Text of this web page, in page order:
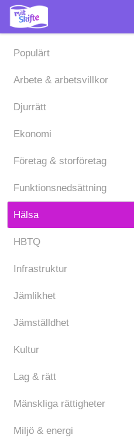
Hoppa
huvudinnehåll
Populärt
Arbete & arbetsvillkor
Djurrätt
Ekonomi
Företag & storföretag
Funktionsnedsättning
Hälsa
HBTQ
Infrastruktur
Jämlikhet
Jämställdhet
Kultur
Lag & rätt
Mänskliga rättigheter
Miljö & energi